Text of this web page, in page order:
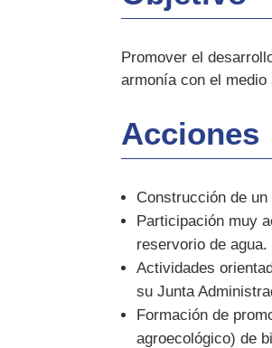
Promover el
armonía con el
Acciones
Construcción de
Participación muy
reservorio de agua.
Actividades
su Junta
Formación de
agroecológico) de